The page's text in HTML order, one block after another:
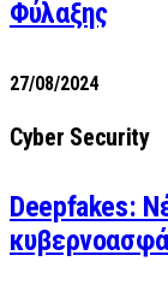
Φύλαξης
27/08/2024
Cyber Security
Deepfakes: